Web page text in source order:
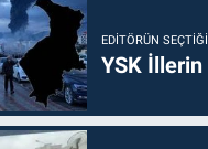
EDITÖRÜN SEÇTIĞI
YSK İllerin